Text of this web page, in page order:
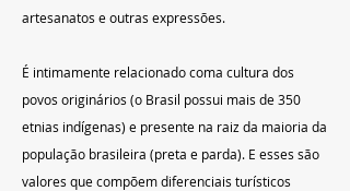
artesanatos e outras expressões.
É intimamente relacionado coma cultura dos
povos originários (o Brasil possui mais de 350
etnias indígenas) e presente na raiz da maioria da
população brasileira (preta e parda). E esses são
valores que compõem diferenciais turísticos